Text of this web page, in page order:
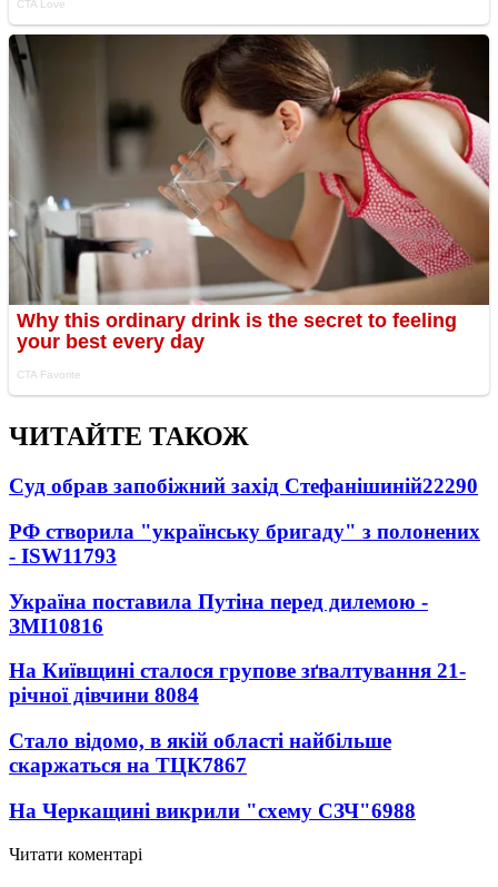
ЧИТАЙТЕ ТАКОЖ
Суд обрав запобіжний захід Стефанішиній22290
РФ створила "українську бригаду" з полонених
- ISW11793
Україна поставила Путіна перед дилемою -
ЗМІ10816
На Київщині сталося групове зґвалтування 21-
річної дівчини 8084
Стало відомо, в якій області найбільше
скаржаться на ТЦК7867
На Черкащині викрили "схему СЗЧ"6988
Читати коментарі